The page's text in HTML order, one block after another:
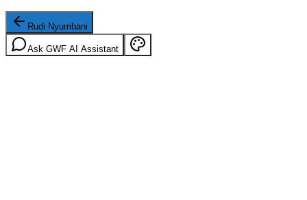
Rudi Nyumbani
Ask GWF AI Assistant